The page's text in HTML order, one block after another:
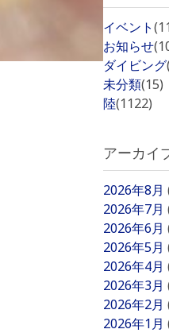
イベント
お知らせ
ダイビング
未分類(15)
陸(1122)
アーカイ
2026年8月
2026年7月
2026年6月
2026年5月
2026年4月
2026年3月
2026年2月
2026年1月